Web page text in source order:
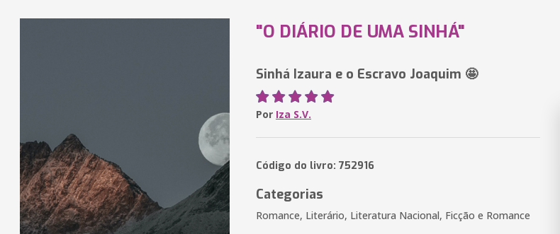
"O DIÁRIO DE UMA SINHÁ"
Sinhá Izaura e o Escravo Joaquim 🤩
Por Iza S.V.
Código do livro: 752916
Categorias
Romance, Literário, Literatura Nacional, Ficção e Romance